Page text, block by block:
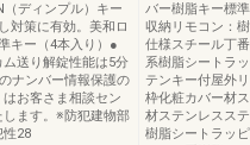
ディンプル）キー
対策に有効。美和ロ
キー（4本入り）●
送り解錠性能は5分
ナンバー情報保護の
お客さま相談セン
します。※防犯建物部
性28
バー樹脂キー標
収納リモコン：
仕様スチール丁
系樹脂シートラ
テンキー付屋外
枠化粧カバー材
材ステンレスス
樹脂シートラッ